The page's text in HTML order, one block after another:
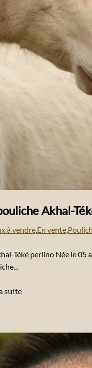
Akhal-
à vendre,En vente,
Téké perlino Née le 05
suite